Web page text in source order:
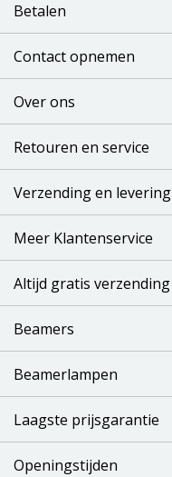
Betalen
Contact opnemen
Over ons
Retouren en service
Verzending en levering
Meer Klantenservice
Altijd gratis verzending
Beamers
Beamerlampen
Laagste prijsgarantie
Openingstijden